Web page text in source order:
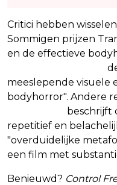
Critici hebben
Sommigen prijzen
en de effectieve
meeslepende visuele
bodyhorror". Andere
beschrijft
repetitief en
"overduidelijke
een film met
Benieuwd? Control